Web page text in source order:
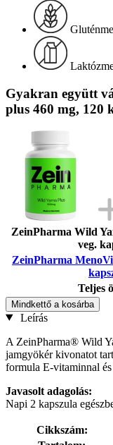
Gyakran együtt
plus 460 mg, 120
ZeinPharma Wild
veg.
ZeinPharma
Teljes
Mindkettő a kosárba
Leírás
A ZeinPharma® Wild
jamgyökér kivonatot
formula E-vitaminnal
Javasolt adagolás:
Napi 2 kapszula
Cikkszám: